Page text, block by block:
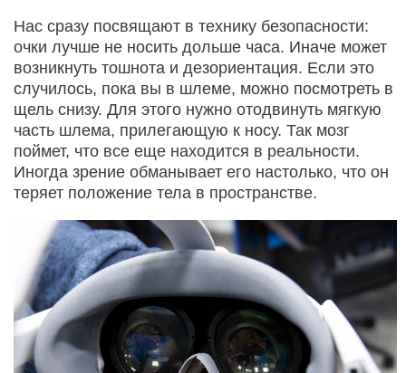
Нас сразу посвящают в технику безопасности:
очки лучше не носить дольше часа. Иначе может
возникнуть тошнота и дезориентация. Если это
случилось, пока вы в шлеме, можно посмотреть в
щель снизу. Для этого нужно отодвинуть мягкую
часть шлема, прилегающую к носу. Так мозг
поймет, что все еще находится в реальности.
Иногда зрение обманывает его настолько, что он
теряет положение тела в пространстве.